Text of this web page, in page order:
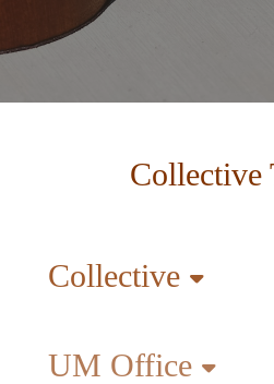
Collective
Collective
UM Office